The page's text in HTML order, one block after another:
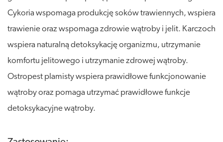
Cykoria wspomaga produkcję soków trawiennych, wspiera
trawienie oraz wspomaga zdrowie wątroby i jelit. Karczoch
wspiera naturalną detoksykację organizmu, utrzymanie
komfortu jelitowego i utrzymanie zdrowej wątroby.
Ostropest plamisty wspiera prawidłowe funkcjonowanie
wątroby oraz pomaga utrzymać prawidłowe funkcje
detoksykacyjne wątroby.